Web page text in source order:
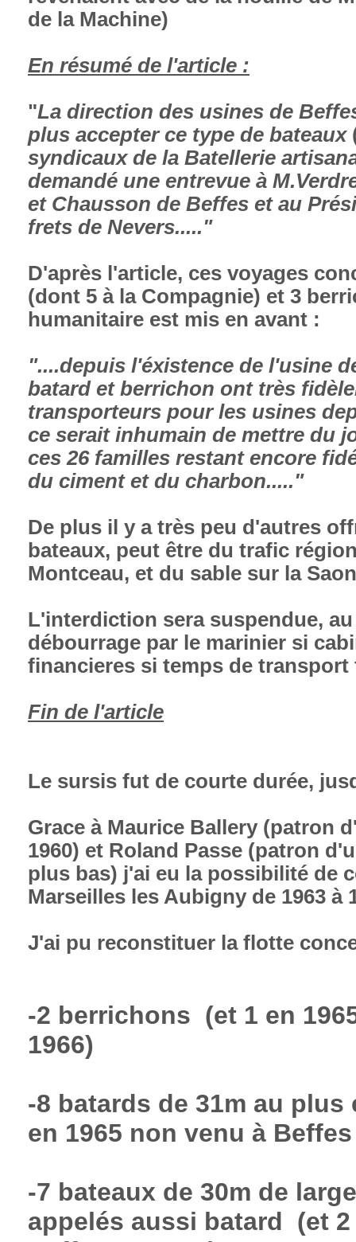
de la Machine)
En résumé de l'article :
"La direction des usines de
plus accepter ce type de bateaux
syndicaux de la Batellerie
demandé une entrevue à
et Chausson de Beffes et au
frets de Nevers....."
D'après l'article, ces voyages
(dont 5 à la Compagnie) et 3
humanitaire est mis en avant :
"....depuis l'éxistence de l'usine
batard et berrichon ont très
transporteurs pour les usines
ce serait inhumain de mettre du
ces 26 familles restant encore
du ciment et du charbon....."
De plus il y a très peu d'autres
bateaux, peut être du trafic
Montceau, et du sable sur la
L'interdiction sera suspendue,
débourrage par le marinier si
financieres si temps de
Fin de l'article
Le sursis fut de courte durée,
Grace à Maurice Ballery (patron
1960) et Roland Passe (patron
plus bas) j'ai eu la possibilité de
Marseilles les Aubigny de 1963 à
J'ai pu reconstituer la flotte
-2 berrichons (et 1 en
1966)
-8 batards de 31m au
en 1965 non venu à
-7 bateaux de 30m de
appelés aussi batard (et